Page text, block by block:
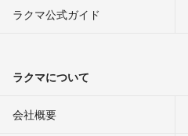
ラクマ公式ガイド
ラクマについて
会社概要